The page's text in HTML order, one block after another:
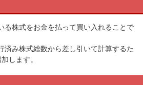
る株式をお金を払って買い入れることで
済み株式総数から差し引いて計算するた
します。